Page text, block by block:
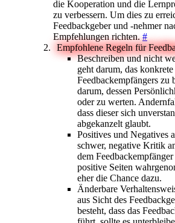
die Kooperation und die
zu verbessern. Um dies zu
Feedbackgeber und -nehmer
Empfehlungen richten.#
Empfohlene Regeln für
Beschreiben und nicht
geht darum, das
Feedbackempfängers zu
darum, dessen
oder zu werten.
dass dieser sich
abgekanzelt glaubt.
Positives und Negatives
schwer, negative Kritik
dem
positive Seiten
eher die Chance dazu.
Änderbare
aus Sicht des
besteht, dass das